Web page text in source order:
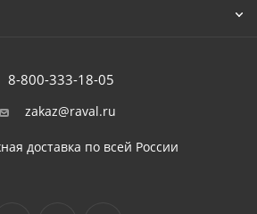
8-800-333-18-05
zakaz@raval.ru
доставка по всей России